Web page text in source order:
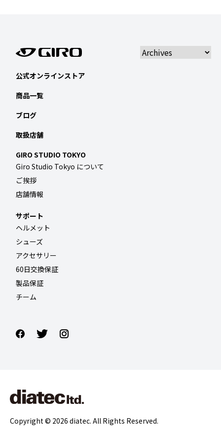
公式オンラインストア
商品一覧
ブログ
取扱店舗
GIRO STUDIO TOKYO
Giro Studio Tokyo について
ご挨拶
店舗情報
サポート
ヘルメット
シューズ
アクセサリー
60日交換保証
製品保証
チーム
Copyright © 2026 diatec. All Rights Reserved.